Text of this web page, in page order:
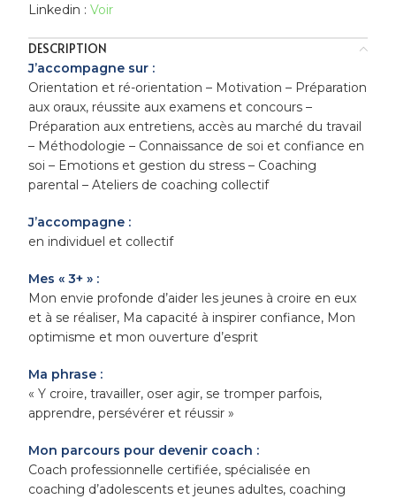
Linkedin : Voir
DESCRIPTION
J’accompagne sur :
Orientation et ré-orientation – Motivation – Préparation
aux oraux, réussite aux examens et concours –
Préparation aux entretiens, accès au marché du travail
– Méthodologie – Connaissance de soi et confiance en
soi – Emotions et gestion du stress – Coaching
parental – Ateliers de coaching collectif
J’accompagne :
en individuel et collectif
Mes « 3+ » :
Mon envie profonde d’aider les jeunes à croire en eux
et à se réaliser, Ma capacité à inspirer confiance, Mon
optimisme et mon ouverture d’esprit
Ma phrase :
« Y croire, travailler, oser agir, se tromper parfois,
apprendre, persévérer et réussir »
Mon parcours pour devenir coach :
Coach professionnelle certifiée, spécialisée en
coaching d’adolescents et jeunes adultes, coaching